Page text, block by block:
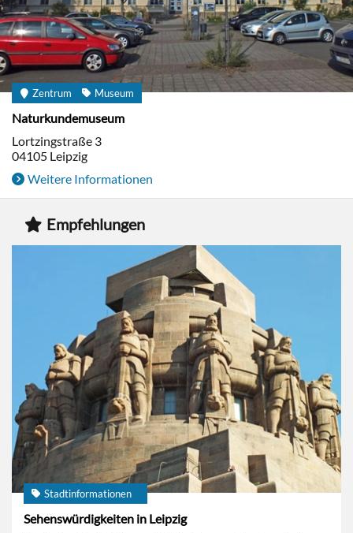
Zentrum Museum
Naturkundemuseum
Lortzingstraße 3
04105 Leipzig
Weitere Informationen
Empfehlungen
Stadtinformationen
Sehenswürdigkeiten in Leipzig